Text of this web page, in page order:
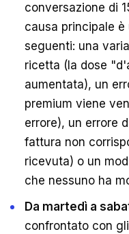
conversazione di
causa principale
seguenti: una
ricetta (la dose
aumentata), un
premium viene
errore), un errore
fattura non
ricevuta) o un
che nessuno ha
Da martedì a
confrontato con